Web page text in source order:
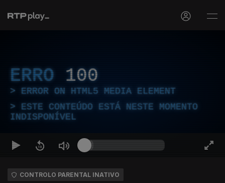
ERRO 100
ERROR ON HTML5 MEDIA ELEMENT
ESTE CONTEÚDO ESTÁ NESTE MOMENTO
INDISPONÍVEL
CONTROLO PARENTAL INATIVO